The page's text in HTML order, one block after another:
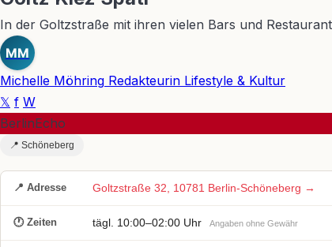
In der Goltzstraße mit ihren vielen Bars und
MM
Michelle Möhring Redakteurin Lifestyle & Kultur
𝕏 f W
BerlinEcho
📍 Schöneberg
📍 Adresse Goltzstraße 32, 10781 Berlin-Schöneberg →
🕐 Zeiten tägl. 10:00–02:00 Uhr Angaben ohne Gewähr